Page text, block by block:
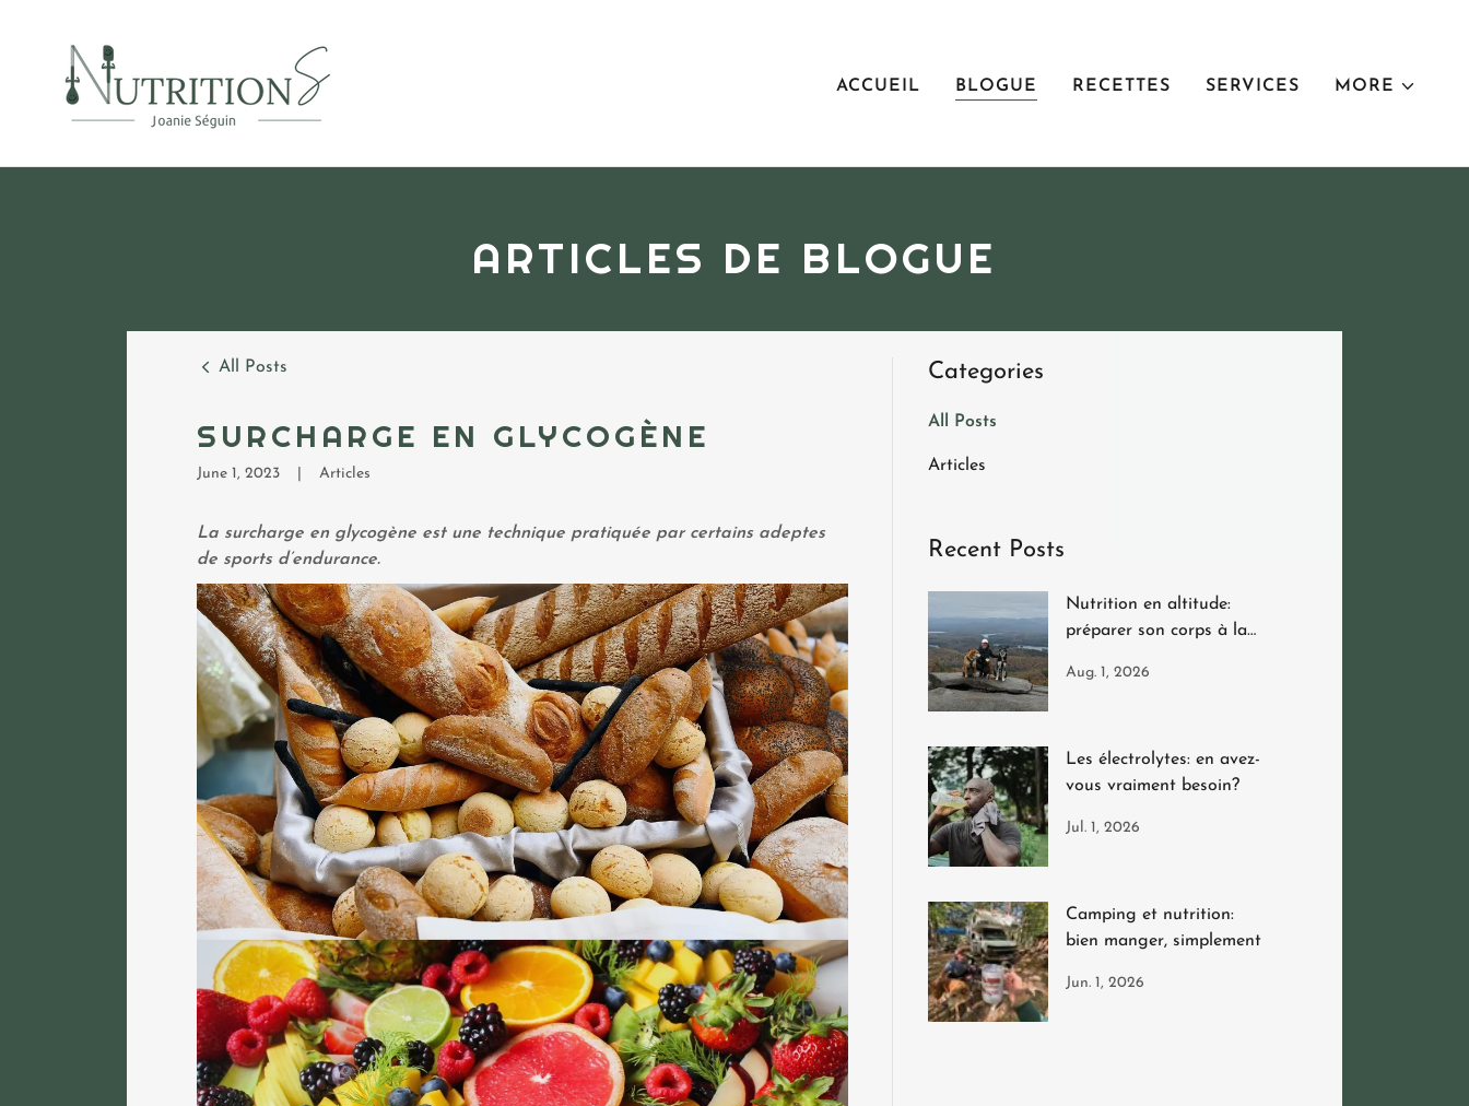
ACCUEIL BLOGUE RECETTES SERVICES MORE
ARTICLES DE BLOGUE
All Posts
SURCHARGE EN GLYCOGÈNE
June 1, 2023 Articles
La surcharge en glycogène est une technique pratiquée par certains adeptes
de sports d’endurance.
Categories
All Posts
Articles
Recent Posts
Nutrition en altitude:
préparer son corps à la
Aug. 1, 2026
Les électrolytes: en avez-
vous vraiment besoin?
Jul. 1, 2026
Camping et nutrition:
bien manger, simplement
Jun. 1, 2026